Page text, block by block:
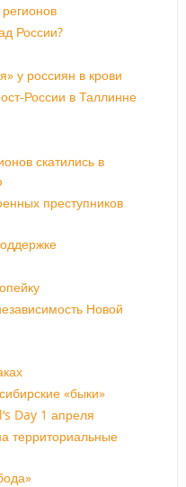
России?
у россиян в крови
России в Таллинне
скатились в
преступников
Новой
«быки»
Day 1 апреля
территориальные